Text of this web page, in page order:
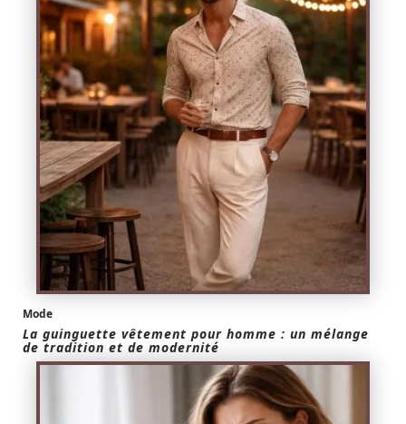
Mode
La guinguette vêtement pour homme : un mélange
de tradition et de modernité